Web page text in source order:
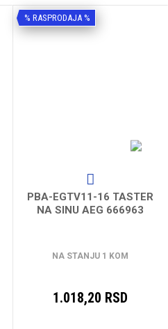
PBA-EGTV11-16 TASTER
NA SINU AEG 666963
NA STANJU 1 KOM
1.018,20 RSD
% RASPRODAJA %